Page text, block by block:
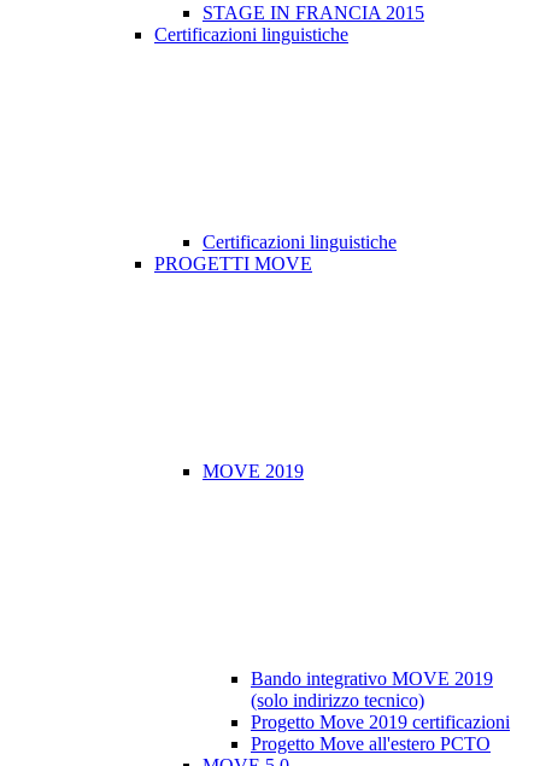
STAGE IN FRANCIA 2015
Certificazioni linguistiche
Certificazioni linguistiche
PROGETTI MOVE
MOVE 2019
Bando integrativo MOVE 2019
(solo indirizzo tecnico)
Progetto Move 2019 certificazioni
Progetto Move all'estero PCTO